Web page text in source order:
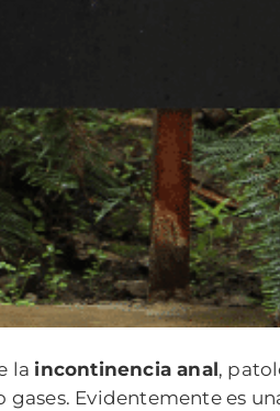
la incontinencia anal,
Evidentemente es